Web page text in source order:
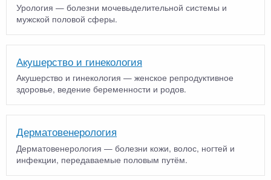
Урология — болезни мочевыделительной системы и
мужской половой сферы.
Акушерство и гинекология
Акушерство и гинекология — женское репродуктивное
здоровье, ведение беременности и родов.
Дерматовенерология
Дерматовенерология — болезни кожи, волос, ногтей и
инфекции, передаваемые половым путём.